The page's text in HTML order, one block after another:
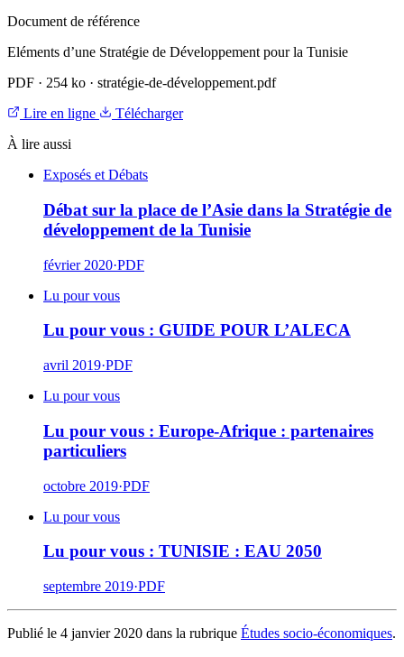
Document de référence
Eléments d’une Stratégie de Développement pour la Tunisie
PDF · 254 ko · stratégie-de-développement.pdf
Lire en ligne
Télécharger
À lire aussi
Exposés et Débats
Débat sur la place de l’Asie dans la Stratégie de
développement de la Tunisie
février 2020·PDF
Lu pour vous
Lu pour vous : GUIDE POUR L’ALECA
avril 2019·PDF
Lu pour vous
Lu pour vous : Europe-Afrique : partenaires
particuliers
octobre 2019·PDF
Lu pour vous
Lu pour vous : TUNISIE : EAU 2050
septembre 2019·PDF
Publié le 4 janvier 2020 dans la rubrique Études socio-économiques.